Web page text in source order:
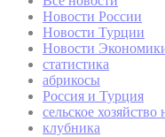
Новости России
Новости Турции
Новости
статистика
абрикосы
Россия и Турция
сельское хозяйство
клубника